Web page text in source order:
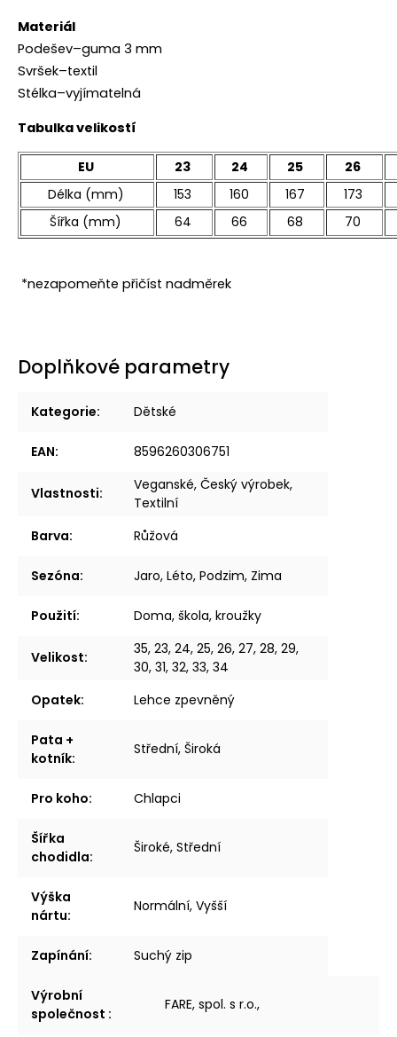
Materiál
Podešev–guma 3 mm
Svršek–textil
Stélka–vyjímatelná
Tabulka velikostí
EU 23 24 25
26
Délka (mm)
153 160 167
173
Šířka (mm)
64 66 68 70
*nezapomeňte přičíst nadměrek
Doplňkové parametry
Kategorie: Dětské
EAN: 8596260306751
Vlastnosti:
Veganské, Český výrobek,
Textilní
Barva: Růžová
Sezóna: Jaro, Léto, Podzim, Zima
Použití: Doma, škola, kroužky
Velikost:
35, 23, 24, 25, 26, 27, 28, 29,
30, 31, 32, 33, 34
Opatek: Lehce zpevněný
Pata +
kotník:
Střední, Široká
Pro koho: Chlapci
Šířka
chodidla:
Široké, Střední
Výška
nártu:
Normální, Vyšší
Zapínání: Suchý zip
Výrobní
společnost :
FARE, spol. s r.o.,